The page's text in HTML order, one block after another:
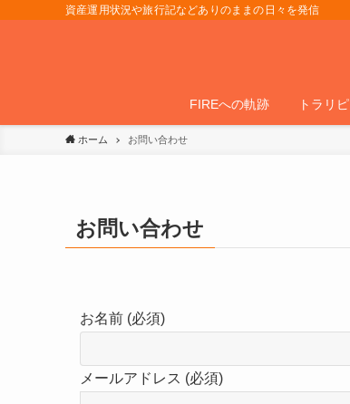
資産運用状況や旅行記などありのままの日々を発信
FIREへの軌跡 トラリピ
ホーム お問い合わせ
お問い合わせ
お名前 (必須)
メールアドレス (必須)